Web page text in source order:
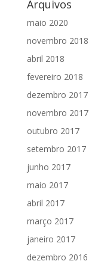
Arquivos
maio 2020
novembro 2018
abril 2018
fevereiro 2018
dezembro 2017
novembro 2017
outubro 2017
setembro 2017
junho 2017
maio 2017
abril 2017
março 2017
janeiro 2017
dezembro 2016